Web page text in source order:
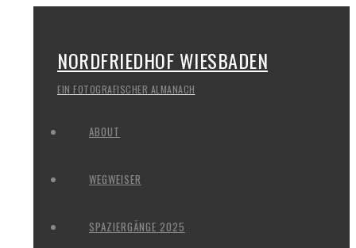
NORDFRIEDHOF WIESBADEN
EIN FOTOGRAFISCHER ALMANACH
ABOUT
WEGWEISER
SPAZIERGÄNGE 2025